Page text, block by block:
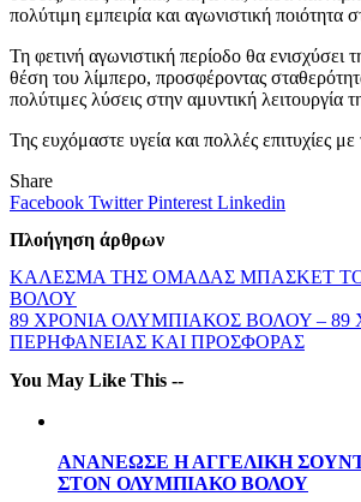
πολύτιμη εμπειρία και αγωνιστική ποιότητα
Τη φετινή αγωνιστική περίοδο θα ενισχύσει
θέση του λίμπερο, προσφέροντας
πολύτιμες λύσεις στην αμυντική λειτουργία
Της ευχόμαστε υγεία και πολλές επιτυχίες
Share
Facebook TwitterPinterest Linkedin
Πλοήγηση άρθρων
ΚΑΛΕΣΜΑ ΤΗΣ ΟΜΑΔΑΣ ΜΠΑΣΚΕΤ
ΒΟΛΟΥ
89 ΧΡΟΝΙΑ ΟΛΥΜΠΙΑΚΟΣ ΒΟΛΟΥ – 89
ΠΕΡΗΦΑΝΕΙΑΣ ΚΑΙ ΠΡΟΣΦΟΡΑΣ
You May Like This --
ΑΝΑΝΕΩΣΕ Η ΑΓΓΕΛΙΚΗ
ΣΤΟΝ ΟΛΥΜΠΙΑΚΟ ΒΟΛΟΥ